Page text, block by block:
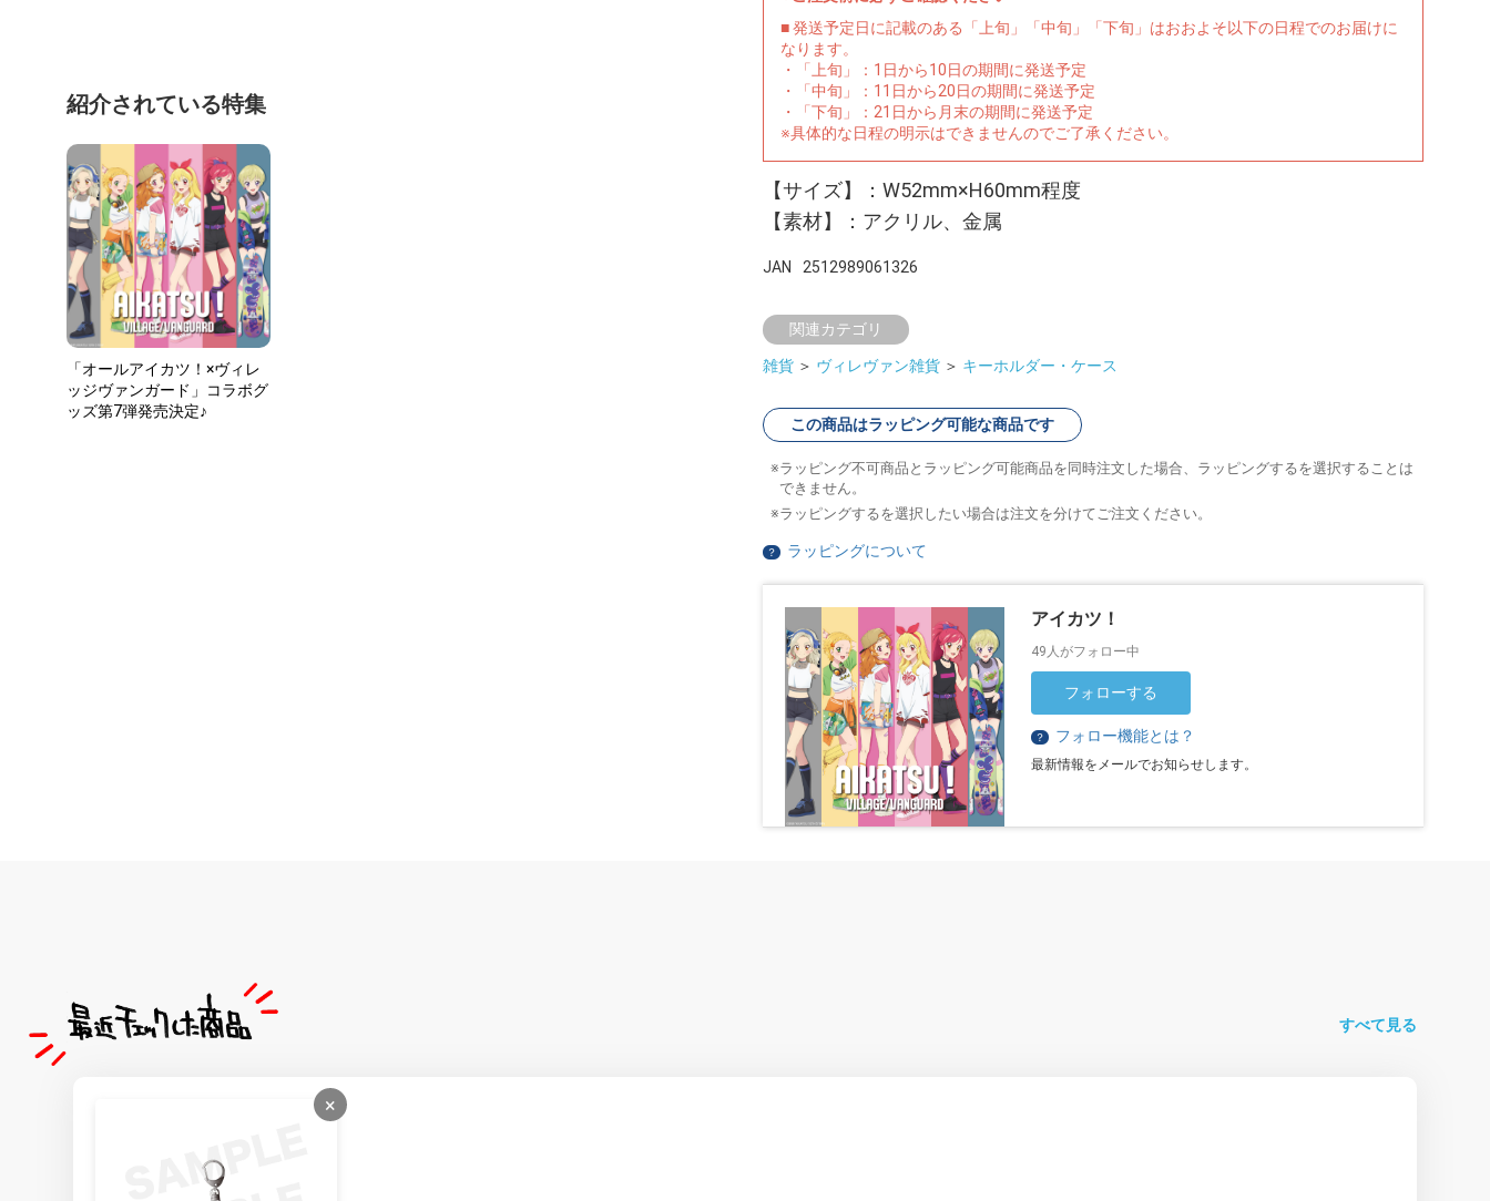
■ 発送予定日に記載のある「上旬」「中旬」「下旬」はおおよそ以下の日程でのお届けに
なります。
・「上旬」：1日から10日の期間に発送予定
・「中旬」：11日から20日の期間に発送予定
・「下旬」：21日から月末の期間に発送予定
※具体的な日程の明示はできませんのでご了承ください。
【サイズ】：W52mm×H60mm程度
【素材】：アクリル、金属
JAN 2512989061326
関連カテゴリ
雑貨 ＞ ヴィレヴァン雑貨 ＞ キーホルダー・ケース
この商品はラッピング可能な商品です
ラッピング不可商品とラッピング可能商品を同時注文した場合、ラッピングするを選択することは
できません。
ラッピングするを選択したい場合は注文を分けてご注文ください。
？ ラッピングについて
アイカツ！
49人がフォロー中
フォローする
？ フォロー機能とは？
最新情報をメールでお知らせします。
紹介されている特集
「オールアイカツ！×ヴィレ
ッジヴァンガード」コラボグ
ッズ第7弾発売決定♪
すべて見る
×